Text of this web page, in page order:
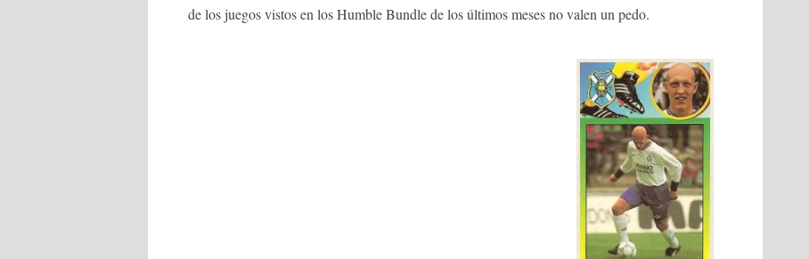
de los juegos vistos en los Humble Bundle de los últimos meses no valen un pedo.